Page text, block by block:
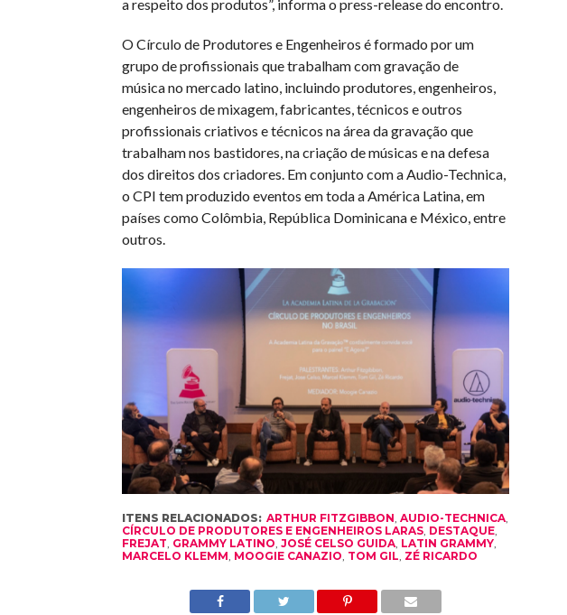
a respeito dos produtos”, informa o press-release do encontro.
O Círculo de Produtores e Engenheiros é formado por um
grupo de profissionais que trabalham com gravação de
música no mercado latino, incluindo produtores, engenheiros,
engenheiros de mixagem, fabricantes, técnicos e outros
profissionais criativos e técnicos na área da gravação que
trabalham nos bastidores, na criação de músicas e na defesa
dos direitos dos criadores. Em conjunto com a Audio-Technica,
o CPI tem produzido eventos em toda a América Latina, em
países como Colômbia, República Dominicana e México, entre
outros.
ITENS RELACIONADOS: ARTHUR FITZGIBBON, AUDIO-TECHNICA,
CÍRCULO DE PRODUTORES E ENGENHEIROS LARAS, DESTAQUE,
FREJAT, GRAMMY LATINO, JOSÉ CELSO GUIDA, LATIN GRAMMY,
MARCELO KLEMM, MOOGIE CANAZIO, TOM GIL, ZÉ RICARDO